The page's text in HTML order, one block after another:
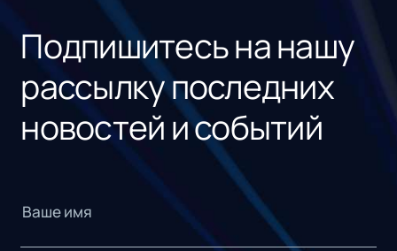
Подпишитесь на нашу
рассылку последних
новостей и событий